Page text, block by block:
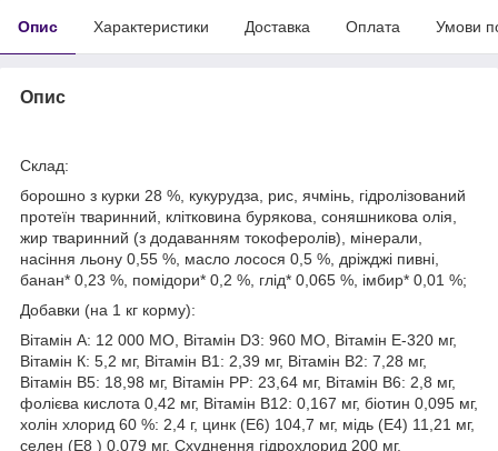
Опис Характеристики Доставка Оплата Умови
Опис
Склад:
борошно з курки 28 %, кукурудза, рис, ячмінь, гідролізований
протеїн тваринний, клітковина бурякова, соняшникова олія,
жир тваринний (з додаванням токоферолів), мінерали,
насіння льону 0,55 %, масло лосося 0,5 %, дріжджі пивні,
банан* 0,23 %, помідори* 0,2 %, глід* 0,065 %, імбир* 0,01 %;
Добавки (на 1 кг корму):
Вітамін А: 12 000 МО, Вітамін D3: 960 МО, Вітамін Е-320 мг,
Вітамін К: 5,2 мг, Вітамін В1: 2,39 мг, Вітамін В2: 7,28 мг,
Вітамін В5: 18,98 мг, Вітамін РР: 23,64 мг, Вітамін В6: 2,8 мг,
фолієва кислота 0,42 мг, Вітамін В12: 0,167 мг, біотин 0,095 мг,
холін хлорид 60 %: 2,4 г, цинк (Е6) 104,7 мг, мідь (Е4) 11,21 мг,
селен (E8 ) 0,079 мг, Схуднення гідрохлорид 200 мг,